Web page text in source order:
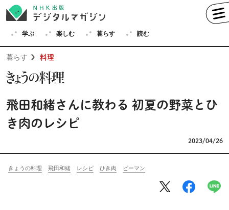
学ぶ 楽しむ 暮らす 読む
学ぶ 英語 フランス語
中国語 ハングル（韓国語）
暮らす 料理
飛田和緒さんに教わる 初夏の野菜とひ
き肉のレシピ
2023/04/26
きょうの料理 飛田和緒 レシピ ひき肉 ピーマン